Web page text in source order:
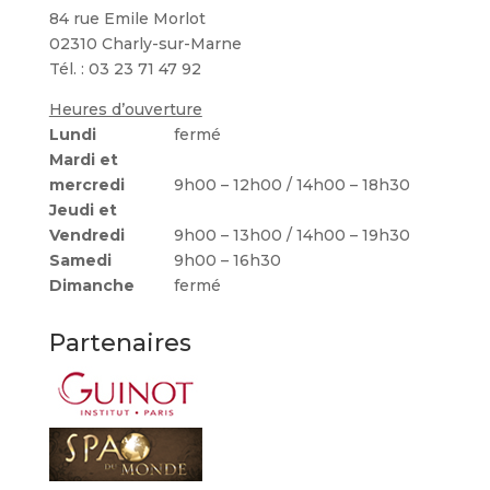
84 rue Emile Morlot
02310 Charly-sur-Marne
Tél. : 03 23 71 47 92
Heures d’ouverture
Lundi
fermé
Mardi et
mercredi
9h00 – 12h00 / 14h00 – 18h30
Jeudi et
Vendredi
9h00 – 13h00 / 14h00 – 19h30
Samedi
9h00 – 16h30
Dimanche
fermé
Partenaires